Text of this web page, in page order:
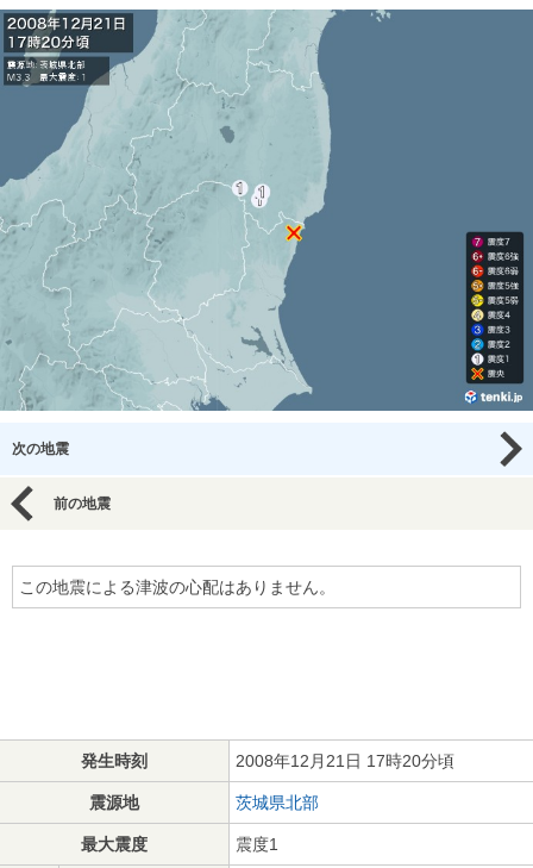
次の地震
前の地震
この地震による津波の心配はありません。
発生時刻 2008年12月21日 17時20分頃
震源地 茨城県北部
最大震度 震度1